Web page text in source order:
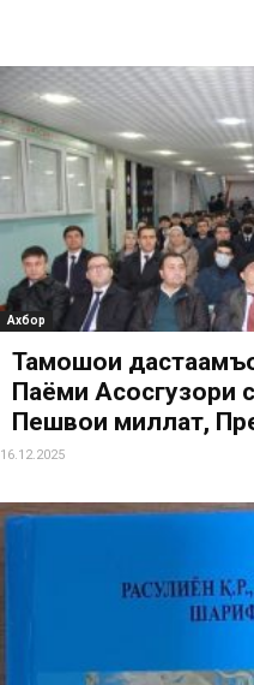
Ахбор
Тамошои
Паёми Асосгузори
Пешвои миллат,
16.12.2025